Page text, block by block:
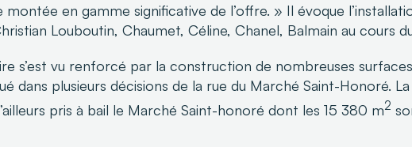
montée en gamme significative de l’offre. » Il évoque
Louboutin, Chaumet, Céline, Chanel, Balmain au cours
s’est vu renforcé par la construction de nombreuses
dans plusieurs décisions de la rue du Marché Saint-Honoré.
pris à bail le Marché Saint-honoré dont les 15 380 m2